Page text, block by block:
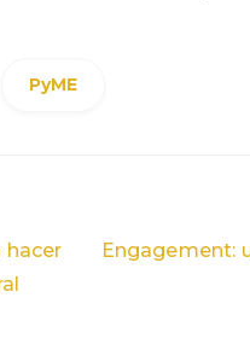
PyME
hacer
Engagement: